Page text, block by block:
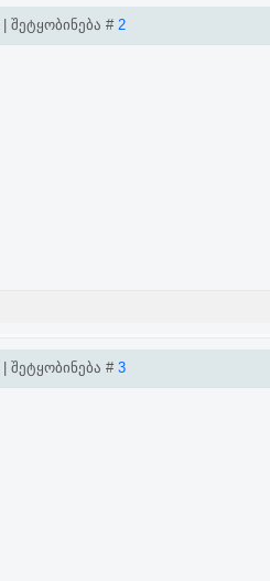
შეტყობინება # 2
შეტყობინება # 3